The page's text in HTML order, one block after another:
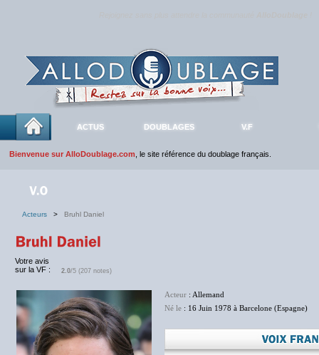
ACTUS DOUBLAGES V.F
Bienvenue sur AlloDoublage.com , le site référence du doublage français.
Acteurs > Bruhl Daniel
Votre avis
sur la VF :
2.0/5 (207 notes)
Acteur : Allemand
Né le : 16 Juin 1978 à Barcelone (Espagne)